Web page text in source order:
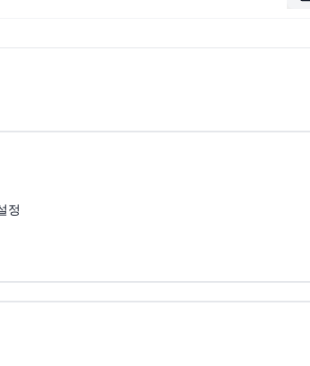
정